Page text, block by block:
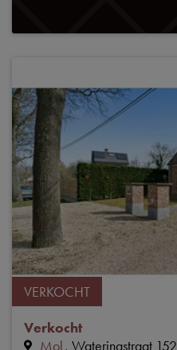
VERKOCHT
Verkocht
Mol Wateringstraat 152